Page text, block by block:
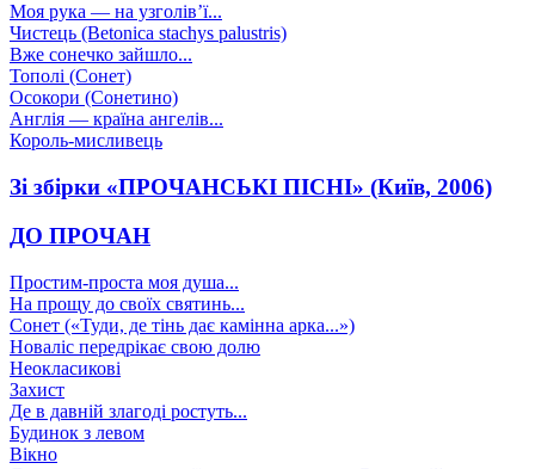
Моя рука — на узголів’ї...
Чистець (Betonica stachys palustris)
Вже сонечко зайшло...
Тополі (Сонет)
Осокори (Сонетино)
Англія — країна ангелів...
Король-мисливець
Зі збірки «ПРОЧАНСЬКІ ПІСНІ» (Київ, 2006)
ДО ПРОЧАН
Простим-проста моя душа...
На прощу до своїх святинь...
Сонет («Туди, де тінь дає камінна арка...»)
Новаліс передрікає свою долю
Неокласикові
Захист
Де в давній злагоді ростуть...
Будинок з левом
Вікно